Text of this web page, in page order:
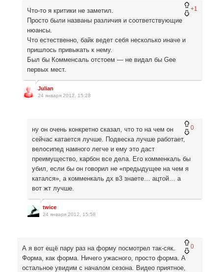
+1
Что-то я критики не заметил.
Просто были названы различия и соответствующие
нюансы.
Что естественно, байк ведет себя несколько иначе и
пришлось привыкать к нему.
Был бы Комменсаль отстоем — не видал бы Gee
первых мест.
Julian
24 января 2012, 15:28
0
ну он очень конкретно сказал, что то на чем он
сейчас катается лучше. Подвеска лучше работает,
велосипед намного легче и ему это даст
преимущество, карбон все дела. Его комменкаль бы
убил, если бы он говорил не «предыдущее на чем я
катался», а комменкаль дх в3 знаете… ацтой… а
вот жт лучше.
twice
24 января 2012, 15:58
0
А я вот ещё пару раз на форму посмотрел так-сяк.
Форма, как форма. Ничего ужасного, просто форма. А
остальное увидим с началом сезона. Видео приятное,